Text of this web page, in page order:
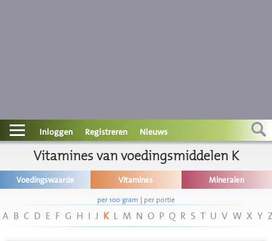
Contact
Informatie
Disclaimer
Inloggen Registreren Nieuws
Vitamines van voedingsmiddelen K
Voedingswaarde Vitamines Mineralen
per 100 gram | per portie
A B C D E F G H I J K L M N O P Q R S T U V W X Y